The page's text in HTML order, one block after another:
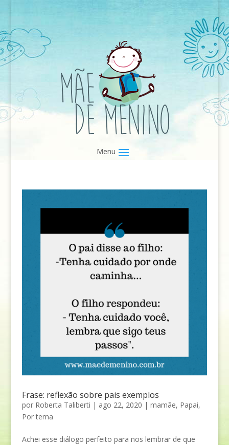
Frase: reflexão sobre pais exemplos
por Roberta Taliberti | ago 22, 2020 | mamãe, Papai,
Por tema
Achei esse diálogo perfeito para nos lembrar de que